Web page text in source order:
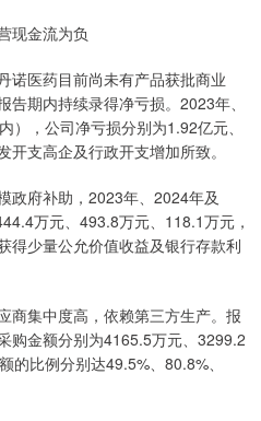
金流为负
医药目前尚未有产品获批商业
期内持续录得净亏损。2023年、
，公司净亏损分别为1.92亿元、
支高企及行政开支增加所致。
府补助，2023年、2024年及
万元、493.8万元、118.1万元，
得少量公允价值收益及银行存款利
集中度高，依赖第三方生产。报
购金额分别为4165.5万元、3299.2
比例分别达49.5%、80.8%、